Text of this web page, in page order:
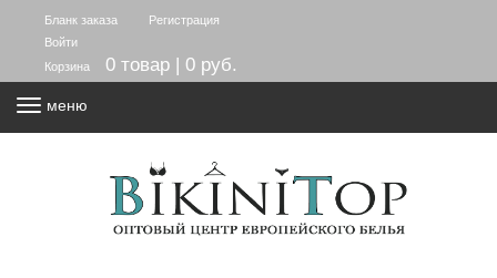
Бланк заказа
Регистрация
Войти
Корзина
0 товар | 0 руб.
меню